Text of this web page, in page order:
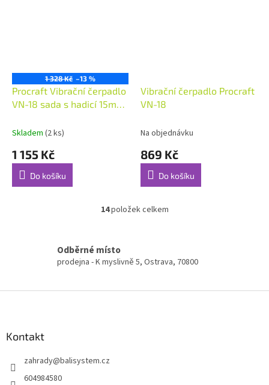
1 328 Kč –13 %
Procraft Vibrační čerpadlo
VN-18 sada s hadicí 15m
Skladem (2 ks)
1 155 Kč
Do košíku
Vibrační čerpadlo Procraft
VN-18
Na objednávku
869 Kč
Do košíku
O
d
í
14položek celkem
Odběrné místo
prodejna - K myslivně 5, Ostrava, 70800
Kontakt
zahrady@balisystem.cz
604984580